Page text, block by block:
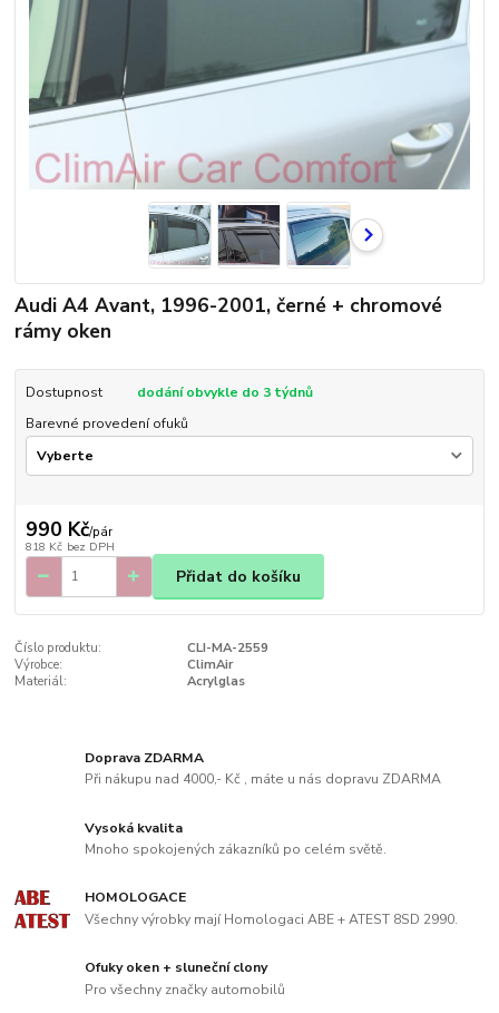
Audi A4 Avant, 1996-2001, černé + chromové
rámy oken
Dostupnost
dodání obvykle do 3 týdnů
Barevné provedení ofuků
990 Kč/pár
818 Kč bez DPH
Přidat do košíku
Číslo produktu:
CLI-MA-2559
Výrobce:
ClimAir
Materiál:
Acrylglas
Doprava ZDARMA
Při nákupu nad 4000,- Kč , máte u nás dopravu ZDARMA
Vysoká kvalita
Mnoho spokojených zákazníků po celém světě.
HOMOLOGACE
Všechny výrobky mají Homologaci ABE + ATEST 8SD 2990.
Ofuky oken + sluneční clony
Pro všechny značky automobilů